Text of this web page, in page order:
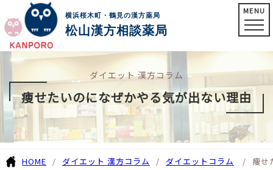
横浜桜木町・鶴見の漢方薬局
松山漢方相談薬局
MENU
ダイエット 漢方コラム
痩せたいのになぜかやる気が出ない理由
HOME ダイエット 漢方コラム ダイエットコラム 痩せ